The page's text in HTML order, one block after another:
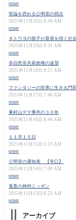
orner
世論を恐れる公明党の弱点
2025年11月20日 6:49 AM
orner
ネトウヨの面子が衰退を招く社
2025年11月19日 8:31 AM
orner
非自民非共産政権の遠望
2025年11月18日 9:21 AM
orner
ファンタジーの世界に生きる門
2025年11月17日 7:46 AM
orner
東村山デマ事件の３０年
2025年11月16日 8:46 AM
orner
１１月１５日
2025年11月15日 5:23 AM
orner
公明党の通知表 【辛口】
2025年11月14日 7:09 AM
orner
鬼畜の神州ニッポン
2025年11月13日 8:23 AM
orner
アーカイブ